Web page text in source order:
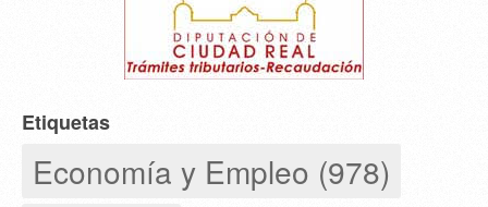
Etiquetas
Economía y Empleo (978)